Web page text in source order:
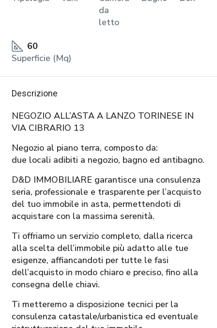
da
letto
60
Superficie (Mq)
Descrizione
NEGOZIO ALL’ASTA A LANZO TORINESE IN
VIA CIBRARIO 13
Negozio al piano terra, composto da:
due locali adibiti a negozio, bagno ed antibagno.
D&D IMMOBILIARE garantisce una consulenza
seria, professionale e trasparente per l’acquisto
del tuo immobile in asta, permettendoti di
acquistare con la massima serenità.
Ti offriamo un servizio completo, dalla ricerca
alla scelta dell’immobile più adatto alle tue
esigenze, affiancandoti per tutte le fasi
dell’acquisto in modo chiaro e preciso, fino alla
consegna delle chiavi.
Ti metteremo a disposizione tecnici per la
consulenza catastale/urbanistica ed eventuale